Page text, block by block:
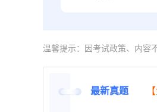
温馨提示：因考试政策、内容
最新真题